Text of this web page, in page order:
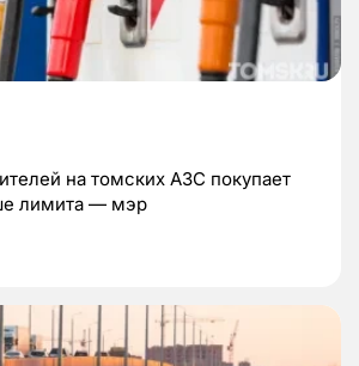
на томских АЗС покупает
лимита — мэр